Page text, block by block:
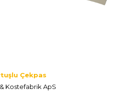
Çekpas
Kostefabrik ApS